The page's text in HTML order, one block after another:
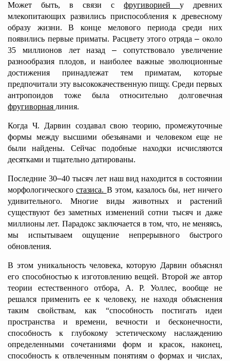
Может быть, в связи с фругиворией у древних
млекопитающих развились приспособления к древесному
образу жизни. В конце мелового периода среди них
появились первые приматы. Расцвету этого отряда– около
35 миллионов лет назад– сопутствовало увеличение
разнообразия плодов, и наиболее важные эволюционные
достижения принадлежат тем приматам, которые
предпочитали эту высококачественную пищу. Среди первых
антропоидов тоже была относительно долговечная
фругиворная линия.
Когда Ч. Дарвин создавал свою теорию, промежуточные
формы между высшими обезьянами и человеком еще не
были найдены. Сейчас подобные находки исчисляются
десятками и тщательно датированы.
Последние 30–40 тысяч лет наш вид находится в состоянии
морфологическогостазиса. В этом, казалось бы, нет ничего
удивительного. Многие виды животных и растений
существуют без заметных изменений сотни тысяч и даже
миллионы лет. Парадокс заключается в том, что, не меняясь,
мы испытываем ощущение непрерывного быстрого
обновления.
В этом уникальность человека, которую Дарвин объяснял
его способностью к изготовлению вещей. Второй же автор
теории естественного отбора, А. Р. Уоллес, вообще не
решался применить ее к человеку, не находя объяснения
таким свойствам, как “способность постигать идеи
пространства и времени, вечности и бесконечности,
способность к глубокому эстетическому наслаждению
определенными сочетаниями форм и красок, наконец,
способность к отвлеченным понятиям о формах и числах,